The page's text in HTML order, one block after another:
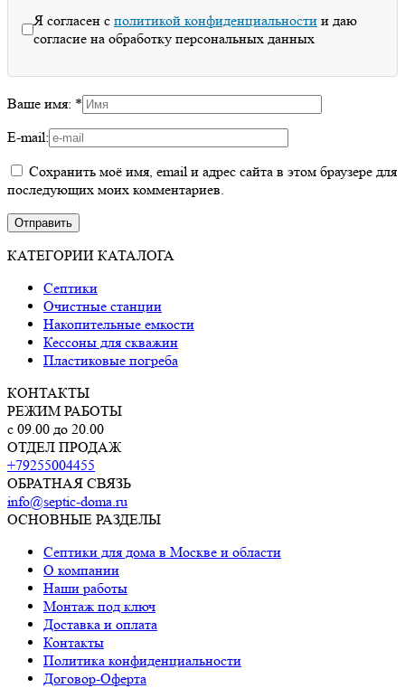
Я согласен с политикой конфиденциальности и даю
согласие на обработку персональных данных
Ваше имя: *
E-mail:
Сохранить моё имя, email и адрес сайта в этом браузере для
последующих моих комментариев.
КАТЕГОРИИ КАТАЛОГА
Септики
Очистные станции
Накопительные емкости
Кессоны для скважин
Пластиковые погреба
КОНТАКТЫ
РЕЖИМ РАБОТЫ
с 09.00 до 20.00
ОТДЕЛ ПРОДАЖ
+79255004455
ОБРАТНАЯ СВЯЗЬ
info@septic-doma.ru
ОСНОВНЫЕ РАЗДЕЛЫ
Септики для дома в Москве и области
О компании
Наши работы
Монтаж под ключ
Доставка и оплата
Контакты
Политика конфиденциальности
Договор-Оферта